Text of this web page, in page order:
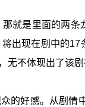
就是里面的两
出现在剧中的17
不体现出了该剧
的好感。从剧情